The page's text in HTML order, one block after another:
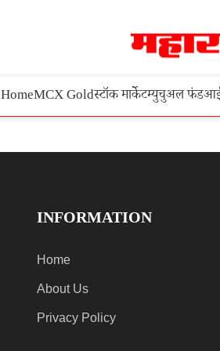
HomeMCX Goldस्टॉक मार्केटम्युचुअल फंड
INFORMATION
Home
About Us
Privacy Policy